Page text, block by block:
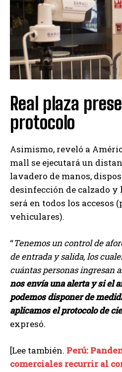
Real plaza
protocolo
Asimismo, reveló a
mall se ejecutará un
lavadero de manos,
desinfección de calzado y
será en todos los accesos
vehiculares).
“Tenemos un control de
de entrada y salida, los
cuántas personas ingresan
nos envía una alerta y si el
podemos disponer de
aplicamos el protocolo de
expresó.
[Lee también. Perú:
comerciales recurrir al